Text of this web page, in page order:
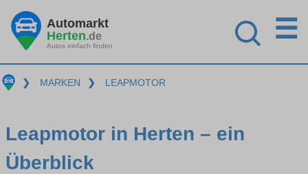
Automarkt
Herten.de
Autos einfach finden
☰
❯ MARKEN ❯ LEAPMOTOR
Leapmotor in Herten – ein
Überblick